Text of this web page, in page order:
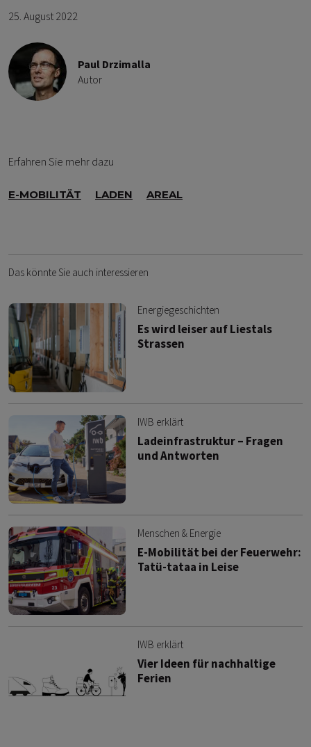
25. August 2022
Paul Drzimalla
Autor
Erfahren Sie mehr dazu
E-MOBILITÄT LADEN AREAL
Das könnte Sie auch interessieren
Energiegeschichten
Es wird leiser auf Liestals
Strassen
IWB erklärt
Ladeinfrastruktur – Fragen
und Antworten
Menschen & Energie
E-Mobilität bei der Feuerwehr:
Tatü-tataa in Leise
IWB erklärt
Vier Ideen für nachhaltige
Ferien